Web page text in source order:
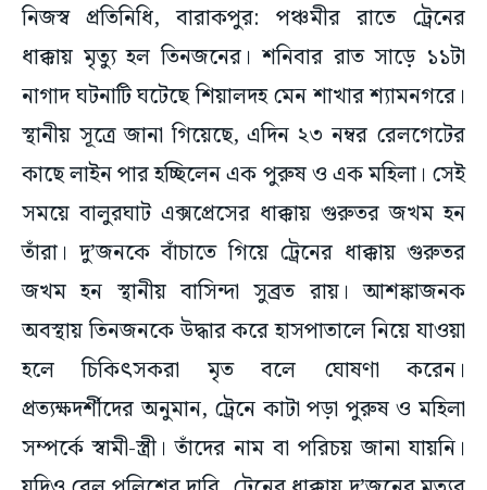
নিজস্ব প্রতিনিধি, বারাকপুর: পঞ্চমীর রাতে ট্রেনের
ধাক্কায় মৃত্যু হল তিনজনের। শনিবার রাত সাড়ে ১১টা
নাগাদ ঘটনাটি ঘটেছে শিয়ালদহ মেন শাখার শ্যামনগরে।
স্থানীয় সূত্রে জানা গিয়েছে, এদিন ২৩ নম্বর রেলগেটের
কাছে লাইন পার হচ্ছিলেন এক পুরুষ ও এক মহিলা। সেই
সময়ে বালুরঘাট এক্সপ্রেসের ধাক্কায় গুরুতর জখম হন
তাঁরা। দু’জনকে বাঁচাতে গিয়ে ট্রেনের ধাক্কায় গুরুতর
জখম হন স্থানীয় বাসিন্দা সুব্রত রায়। আশঙ্কাজনক
অবস্থায় তিনজনকে উদ্ধার করে হাসপাতালে নিয়ে যাওয়া
হলে চিকিৎসকরা মৃত বলে ঘোষণা করেন।
প্রত্যক্ষদর্শীদের অনুমান, ট্রেনে কাটা পড়া পুরুষ ও মহিলা
সম্পর্কে স্বামী-স্ত্রী। তাঁদের নাম বা পরিচয় জানা যায়নি।